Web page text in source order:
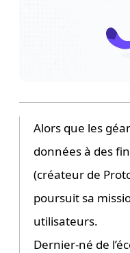
Alors que les
données à des
(créateur de
poursuit sa
utilisateurs.
Dernier-né de